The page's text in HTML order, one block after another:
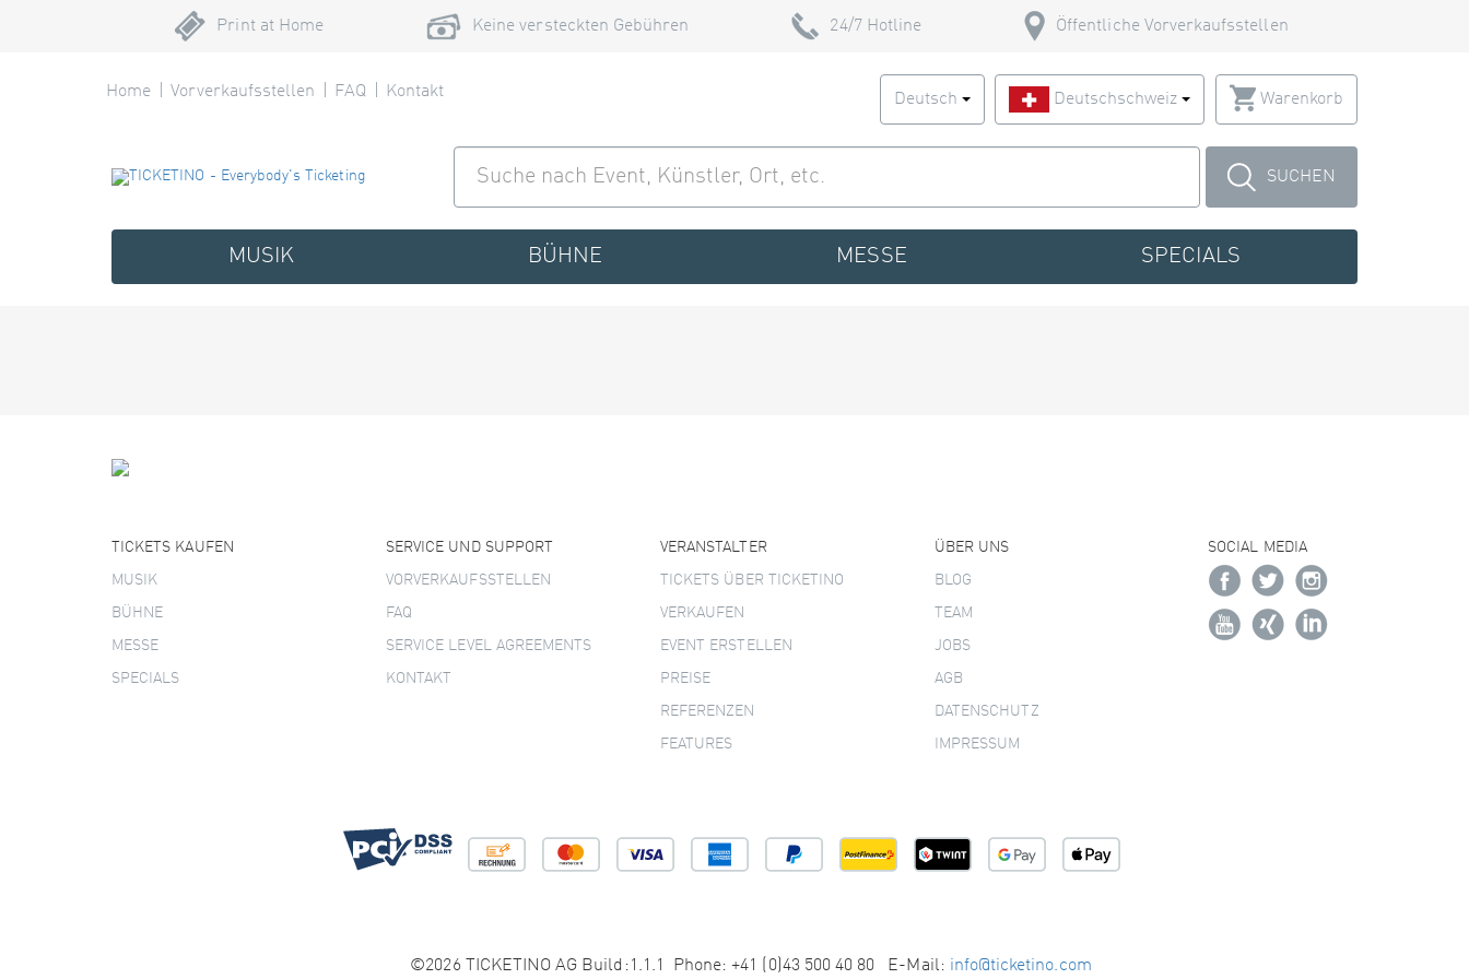
Print at Home Keine versteckten Gebühren 24/7 Hotline Öffentliche Vorverkaufsstellen
Home Vorverkaufsstellen FAQ Kontakt Deutsch Deutschschweiz Warenkorb
SUCHEN
MUSIK BÜHNE MESSE SPECIALS
TICKETS KAUFEN
MUSIK
BÜHNE
MESSE
SPECIALS
SERVICE UND SUPPORT
VORVERKAUFSSTELLEN
FAQ
SERVICE LEVEL AGREEMENTS
KONTAKT
VERANSTALTER
TICKETS ÜBER TICKETINO
VERKAUFEN
EVENT ERSTELLEN
PREISE
REFERENZEN
FEATURES
ÜBER UNS
BLOG
TEAM
JOBS
AGB
DATENSCHUTZ
IMPRESSUM
SOCIAL MEDIA
©2026 TICKETINO AG Build:1.1.1 Phone: +41 (0)43 500 40 80 E-Mail: info@ticketino.com